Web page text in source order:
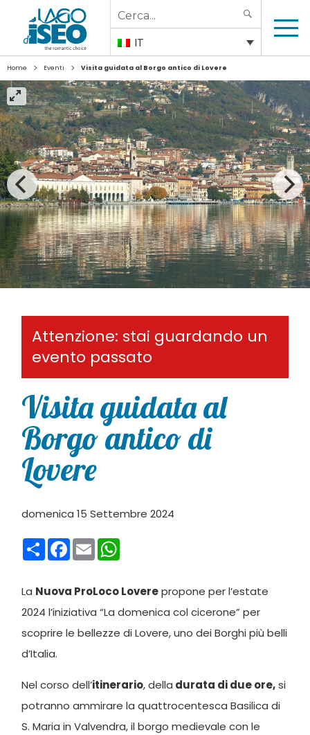
Search
for:
IT
Home > Eventi > Visita guidata al Borgo antico di Lovere
Attenzione: stai guardando un
evento passato
Visita guidata al
Borgo antico di
Lovere
domenica 15 Settembre 2024
CondividiFacebook
Email
La Nuova ProLoco Loverepropone per l’estate
2024 l’iniziativa “La domenica col cicerone” per
scoprire le bellezze di Lovere, uno dei Borghi più belli
d’Italia.
Nel corso dell’itinerario, della durata di due ore,si
potranno ammirare la quattrocentesca Basilica di
S. Maria in Valvendra, il borgo medievale con le